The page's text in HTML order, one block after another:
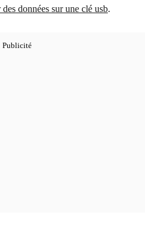
des données sur une clé usb.